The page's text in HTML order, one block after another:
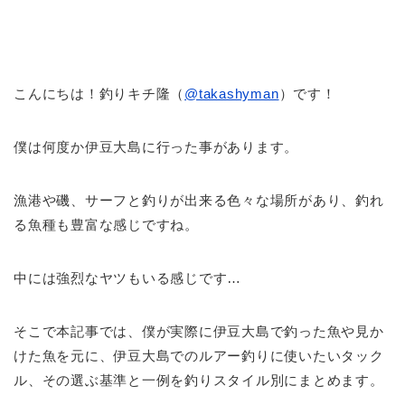
こんにちは！釣りキチ隆（ @takashyman）です！
僕は何度か伊豆大島に行った事があります。
漁港や磯、サーフと釣りが出来る色々な場所があり、釣れ
る魚種も豊富な感じですね。
中には強烈なヤツもいる感じです…
そこで本記事では、僕が実際に伊豆大島で釣った魚や見か
けた魚を元に、伊豆大島でのルアー釣りに使いたいタック
ル、その選ぶ基準と一例を釣りスタイル別にまとめます。